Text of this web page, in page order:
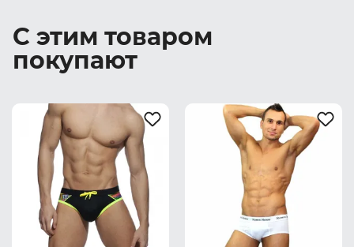
С этим товаром
покупают